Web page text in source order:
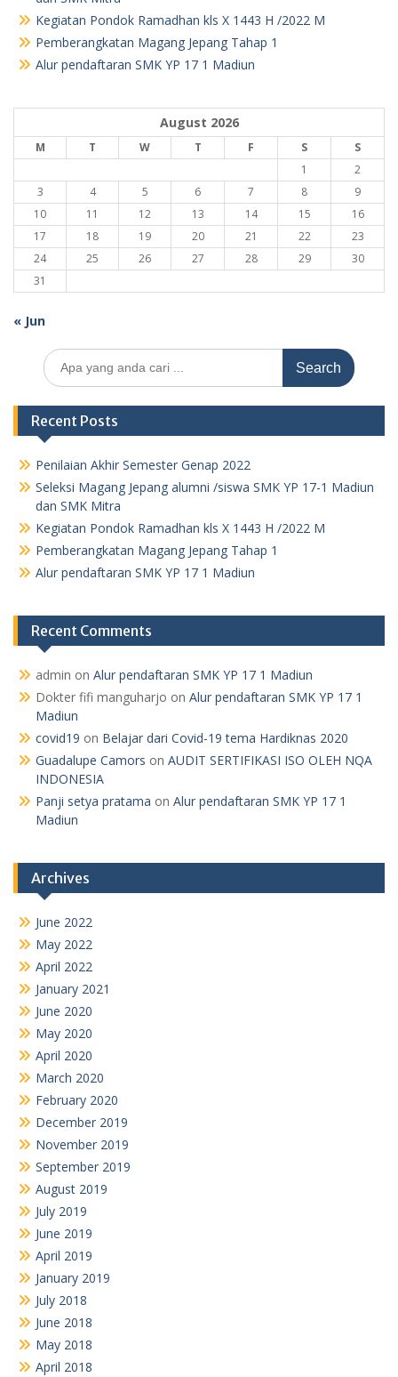
Kegiatan Pondok Ramadhan kls X 1443 H /2022 M
Pemberangkatan Magang Jepang Tahap 1
Alur pendaftaran SMK YP 17 1 Madiun
August 2026
M T W T F S
S
1
2
3
4 5 6 7 8
9
10
11 12 13 14 15
16
17
18 19 20 21 22
23
24
25 26 27 28 29
30
31
« Jun
Search
for:
Recent Posts
Penilaian Akhir Semester Genap 2022
Seleksi Magang Jepang alumni /siswa SMK YP 17-1 Madiun
dan SMK Mitra
Kegiatan Pondok Ramadhan kls X 1443 H /2022 M
Pemberangkatan Magang Jepang Tahap 1
Alur pendaftaran SMK YP 17 1 Madiun
Recent Comments
admin on Alur pendaftaran SMK YP 17 1 Madiun
Dokter fifi manguharjo on Alur pendaftaran SMK YP 17 1
Madiun
covid19 on Belajar dari Covid-19 tema Hardiknas 2020
Guadalupe Camors on AUDIT SERTIFIKASI ISO OLEH NQA
INDONESIA
Panji setya pratama on Alur pendaftaran SMK YP 17 1
Madiun
Archives
June 2022
May 2022
April 2022
January 2021
June 2020
May 2020
April 2020
March 2020
February 2020
December 2019
November 2019
September 2019
August 2019
July 2019
June 2019
April 2019
January 2019
July 2018
June 2018
May 2018
April 2018